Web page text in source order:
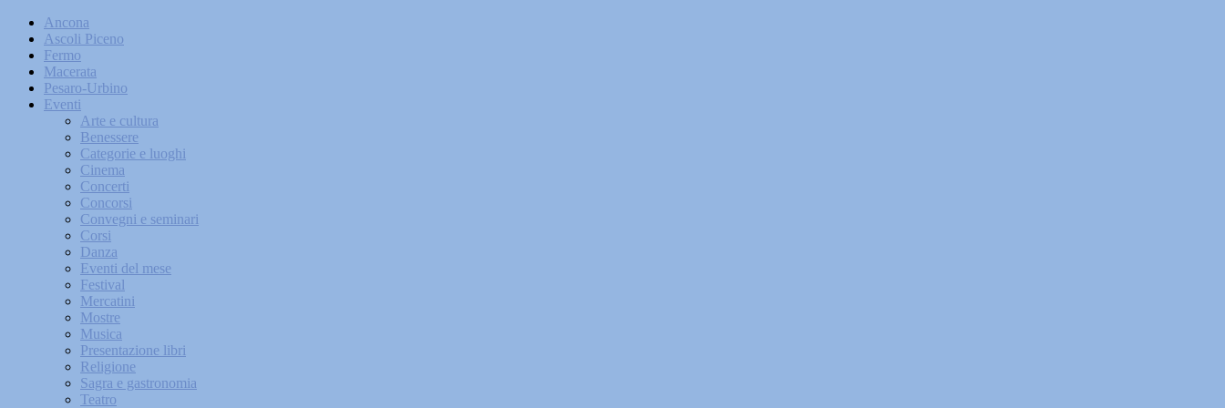
Ancona
Ascoli Piceno
Fermo
Macerata
Pesaro-Urbino
Eventi
Arte e cultura
Benessere
Categorie e luoghi
Cinema
Concerti
Concorsi
Convegni e seminari
Corsi
Danza
Eventi del mese
Festival
Mercatini
Mostre
Musica
Presentazione libri
Religione
Sagra e gastronomia
Teatro